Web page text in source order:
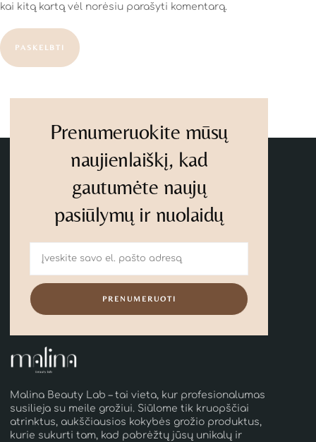
kai kitą kartą vėl norėsiu parašyti komentarą.
PASKELBTI
Prenumeruokite mūsų
naujienlaiškį, kad
gautumėte naujų
pasiūlymų ir nuolaidų
PRENUMERUOTI
Malina Beauty Lab – tai vieta, kur profesionalumas
susilieja su meile grožiui. Siūlome tik kruopščiai
atrinktus, aukščiausios kokybės grožio produktus,
kurie sukurti tam, kad pabrėžtų jūsų unikalų ir